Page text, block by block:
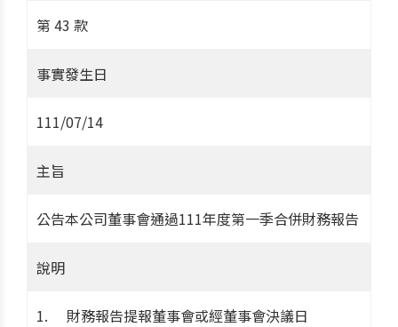
第 43 款
事實發生日
111/07/14
主旨
公告本公司董事會通過111年度第一季合併財務報告
說明
財務報告提報董事會或經董事會決議日